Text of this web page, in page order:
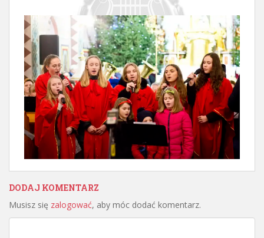
DODAJ KOMENTARZ
Musisz się zalogować, aby móc dodać komentarz.